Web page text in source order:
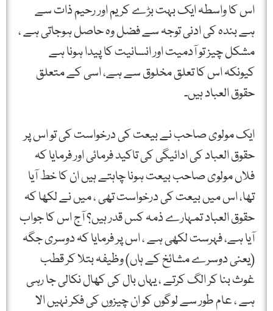
اس کا واسطہ ایک بہت بڑے کریم اور رحیم ذات سے
ہے بندہ کی ادنی توجہ سے فضل وہ حاصل ہوجاتی ہے ،
مشکل چیز تو آدمیت اور انسانیت کا پیدا ہونا ہے
کیونکہ اس کا تعلق مخلوق سے ہے، اسی کے متعلق
حقوق العباد ہیں۔
ایک مولوی صاحب نے بیعت کی درخواست کی تو اس پر
حقوق العباد کی ادائیگی کی تاکید فرمائی اور فرمایا کہ
فلاں مولوی صاحب بیعت ہونا چاہتے ہیں ان کا خط آیا
تھا، اس میں بیعت کی درخواست تھی ، میں نے لکھا کہ
حقوق العباد تمہارے ذمہ کس قدر ہیں؟ آج اس کا جواب
آیا ہے، فہرست لکھی ہے ، اس پر فرمایا کہ دوسری جگہ
(یعنی دوسرے مشائخ کے ہاں) وظیفہ بتلا کر قطب
غوث بنا کر الگ کرتے ، یہاں بال کی کھال نکالی جا رہی
ہے ، عام طور سے لوگوں کو ان چیزوں کی فکر نہیں الا